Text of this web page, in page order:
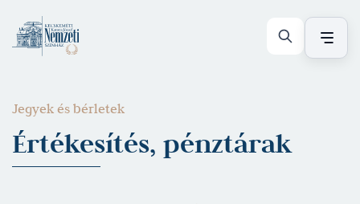
Jegyek és bérletek
Értékesítés, pénztárak